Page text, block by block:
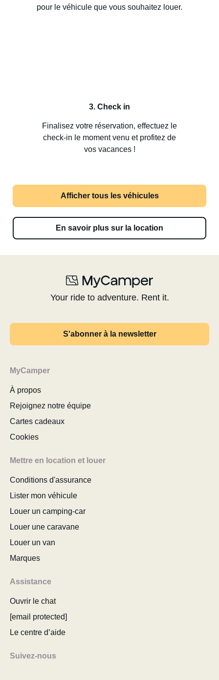
pour le véhicule que vous souhaitez louer.
3. Check in
Finalisez votre réservation, effectuez le
check-in le moment venu et profitez de
vos vacances !
Afficher tous les véhicules
En savoir plus sur la location
Your ride to adventure. Rent it.
S'abonner à la newsletter
MyCamper
À propos
Rejoignez notre équipe
Cartes cadeaux
Cookies
Mettre en location et louer
Conditions d'assurance
Lister mon véhicule
Louer un camping-car
Louer une caravane
Louer un van
Marques
Assistance
Ouvrir le chat
[email protected]
Le centre d’aide
Suivez-nous